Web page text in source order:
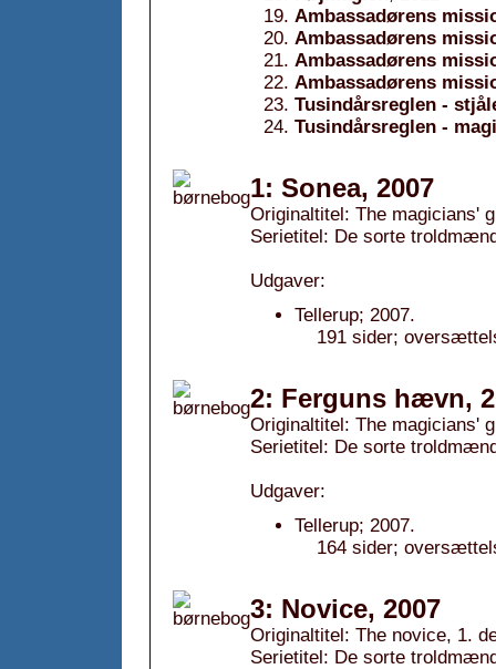
Ambassadørens
Ambassadørens
Ambassadørens
Ambassadørens
Tusindårsreglen -
Tusindårsreglen -
1: Sonea, 2007
Originaltitel: The magicians'
Serietitel: De sorte
Udgaver:
Tellerup; 2007.
191 sider;
2: Ferguns hævn,
Originaltitel: The magicians'
Serietitel: De sorte
Udgaver:
Tellerup; 2007.
164 sider;
3: Novice, 2007
Originaltitel: The novice, 1.
Serietitel: De sorte